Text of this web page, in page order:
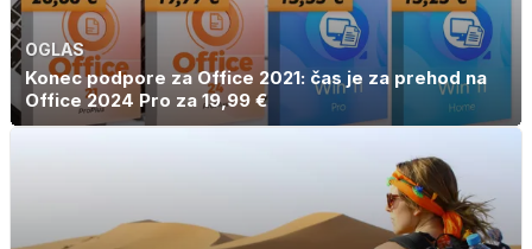
OGLAS
Konec podpore za Office 2021: čas je za prehod na
Office 2024 Pro za 19,99 €